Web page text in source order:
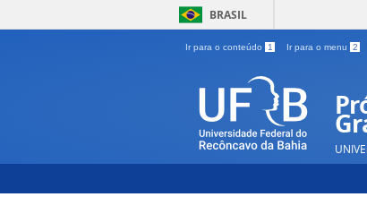
BRASIL
Ir para o conteúdo 1 Ir para o menu 2